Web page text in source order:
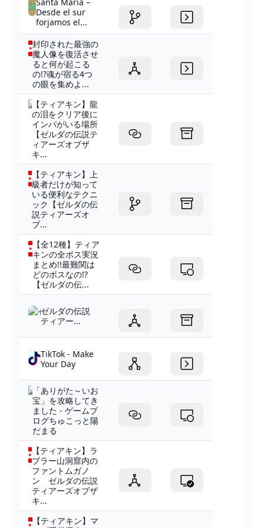
Santa María –
Desde el sur
forjamos el...
封印された最強の
魔人像を復活させ
ると何が起こる
の!?魂が宿る4つ
の眼を集めよ...
【ティアキン】龍
の泪をクリア後に
インパがいる場所
【ゼルダの伝説テ
ィアーズオブザ
キ...
【ティアキン】上
級者だけが知って
いる便利なテクニ
ック【ゼルダの伝
説ティアーズオ
ブ...
【全12種】ティア
キンの全ボス実況
まとめ!!最難関は
どのボスなの!?
【ゼルダの伝...
ゼルダの伝説
ティアー...
TikTok - Make
Your Day
「ありがた～いお
宝」を攻略してき
ました - ゲームブ
ログちゅこっと陽
だまる
【ティアキン】ラ
ブラー山洞窟内の
ファントムガノ
ン ゼルダの伝説
ティアーズオブザ
キ...
【ティアキン】マ